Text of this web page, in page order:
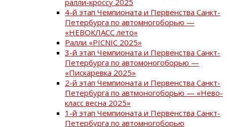
4-й этап Чемпионата и Первенства Санкт-
Петербурга по автомногоборью —
«НЕВОКЛАСС лето»
Ралли «PICNIC 2025»
3-й этап Чемпионата и Первенства Санкт-
Петербурга по автомоногоборью —
«Пискаревка 2025»
2-й этап Чемпионата и Первенства Санкт-
Петербурга по автмоногоборью — «Нево-
класс весна 2025»
1-й этап Чемпионата и Первенства Санкт-
Петербурга по автомногоборью